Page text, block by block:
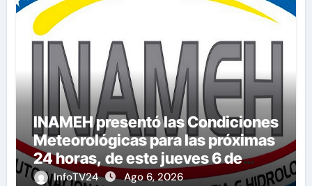
INAMEH presentó las Condiciones
Meteorológicas para las próximas
24 horas, de este jueves 6 de
agosto 2026
InfoTV24 Ago 6, 2026